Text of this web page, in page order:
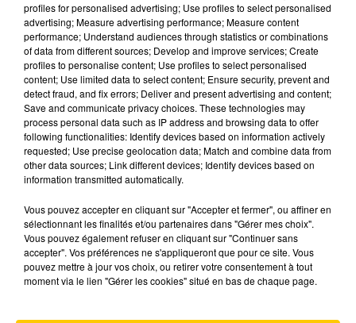
2 juillet 2026 - 6 min 6 sec
L'INFO DU GARD DU 02/07/26 À 12H29
Ecoutez sur Totem l'information en Lozère et sur
le bassin d'Alès avec les reportages de nos
journalistes sur le terrain.
AVEYRON NORD
profiles for personalised advertising; Use profiles to select personalised
advertising; Measure advertising performance; Measure content
performance; Understand audiences through statistics or combinations
of data from different sources; Develop and improve services; Create
profiles to personalise content; Use profiles to select personalised
content; Use limited data to select content; Ensure security, prevent and
detect fraud, and fix errors; Deliver and present advertising and content;
Save and communicate privacy choices. These technologies may
process personal data such as IP address and browsing data to offer
following functionalities: Identify devices based on information actively
requested; Use precise geolocation data; Match and combine data from
other data sources; Link different devices; Identify devices based on
information transmitted automatically.
Vous pouvez accepter en cliquant sur "Accepter et fermer", ou affiner en
sélectionnant les finalités et/ou partenaires dans "Gérer mes choix".
Vous pouvez également refuser en cliquant sur "Continuer sans
accepter". Vos préférences ne s'appliqueront que pour ce site. Vous
pouvez mettre à jour vos choix, ou retirer votre consentement à tout
moment via le lien "Gérer les cookies" situé en bas de chaque page.